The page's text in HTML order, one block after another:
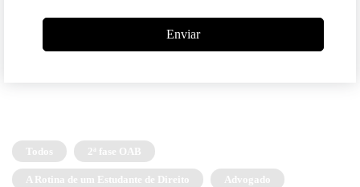
Enviar
Todos 2ª fase OAB
A Rotina de um Estudante de Direito Advogado